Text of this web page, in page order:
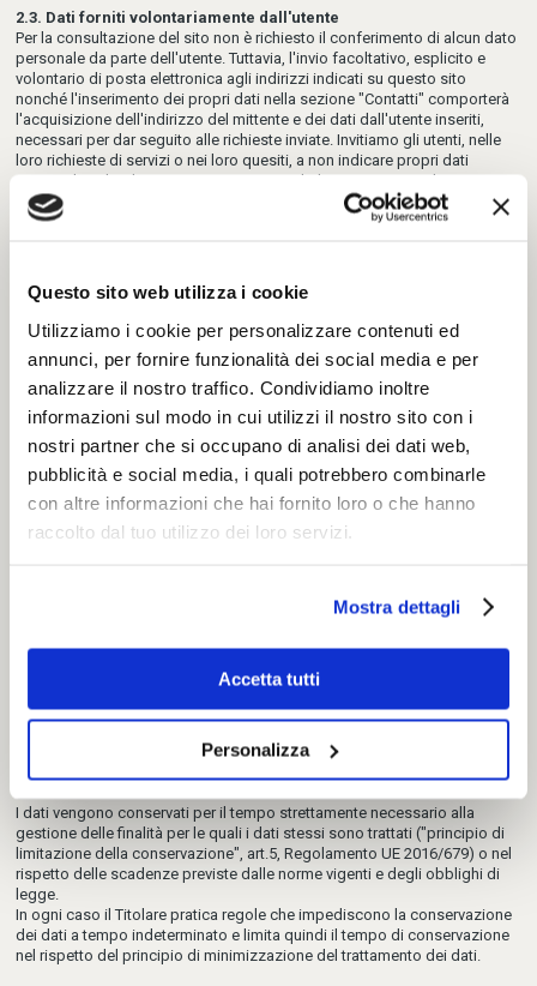
Questo sito web utilizza i cookie
Utilizziamo i cookie per personalizzare contenuti ed
annunci, per fornire funzionalità dei social media e per
analizzare il nostro traffico. Condividiamo inoltre
informazioni sul modo in cui utilizzi il nostro sito con i
nostri partner che si occupano di analisi dei dati web,
pubblicità e social media, i quali potrebbero combinarle
con altre informazioni che hai fornito loro o che hanno
raccolto dal tuo utilizzo dei loro servizi.
Mostra dettagli
Accetta tutti
Personalizza
2.3. Dati forniti volontariamente dall'utente
Per la consultazione del sito non è richiesto il conferimento di alcun dato
personale da parte dell'utente. Tuttavia, l'invio facoltativo, esplicito e
volontario di posta elettronica agli indirizzi indicati su questo sito
nonché l'inserimento dei propri dati nella sezione "Contatti" comporterà
l'acquisizione dell'indirizzo del mittente e dei dati dall'utente inseriti,
necessari per dar seguito alle richieste inviate. Invitiamo gli utenti, nelle
loro richieste di servizi o nei loro quesiti, a non indicare propri dati
personali o altri dati nominativi o personali di soggetti terzi che non
siano strettamente necessari.
I dati personali forniti dall'utente tramite form sono raccolti e trattati per
accordi contrattuali e/o trattative precontrattuali;
per finalità amministrative;
per dar corso ad eventuali richieste dell'autorità giudiziaria;
nel caso di invio di curriculum vitae, esclusivamente per finalità di
selezione.
La base giuridica che legittima il trattamento è l'esecuzione di un
precontrattuali adottate su richiesta dello stesso o l'obbligo di legge. Nei
casi espressamente indicati la base giuridica è il consenso liberamente
fornito dall'interessato.
3. Natura del conferimento
A parte quanto specificato per i dati di navigazione il conferimento dei
dati
I dati raccolti dal sito sono trattati presso la sede del Titolare del
I dati raccolti saranno trattati mediante strumenti elettronici o comunque
con logiche strettamente correlate alle finalità per le quali i dati personali
sono stati raccolti e, comunque, in modo da garantire in ogni caso la
I dati vengono conservati per il tempo strettamente necessario alla
gestione delle finalità per le quali i dati stessi sono trattati ("principio di
limitazione della conservazione", art.5, Regolamento UE 2016/679) o nel
rispetto delle scadenze previste dalle norme vigenti e degli obblighi di
legge.
In ogni caso il Titolare pratica regole che impediscono la conservazione
dei dati a tempo indeterminato e limita quindi il tempo di conservazione
nel rispetto del principio di minimizzazione del trattamento dei dati.